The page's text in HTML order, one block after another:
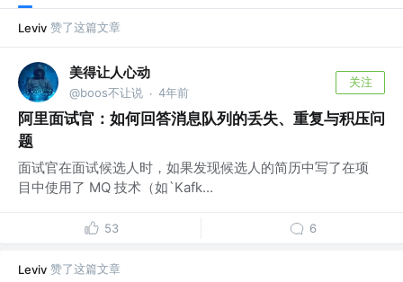
Leviv 赞了这篇文章
美得让人心动
@boos不让说 · 4年前
关注
阿里面试官：如何回答消息队列的丢失、重复与积压问
题
面试官在面试候选人时，如果发现候选人的简历中写了在项
目中使用了 MQ 技术（如`Kafk...
53 6
Leviv 赞了这篇文章